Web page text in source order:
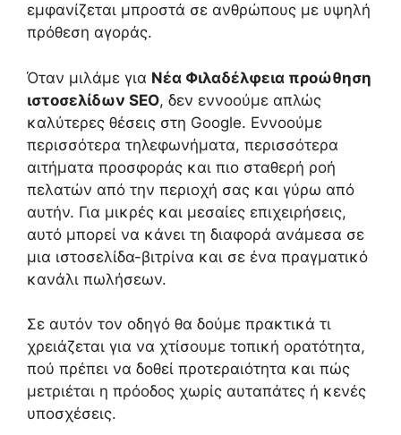
εμφανίζεται μπροστά σε ανθρώπους με υψηλή
πρόθεση αγοράς.
Όταν μιλάμε για Νέα Φιλαδέλφεια προώθηση
ιστοσελίδων SEO, δεν εννοούμε απλώς
καλύτερες θέσεις στη Google. Εννοούμε
περισσότερα τηλεφωνήματα, περισσότερα
αιτήματα προσφοράς και πιο σταθερή ροή
πελατών από την περιοχή σας και γύρω από
αυτήν. Για μικρές και μεσαίες επιχειρήσεις,
αυτό μπορεί να κάνει τη διαφορά ανάμεσα σε
μια ιστοσελίδα-βιτρίνα και σε ένα πραγματικό
κανάλι πωλήσεων.
Σε αυτόν τον οδηγό θα δούμε πρακτικά τι
χρειάζεται για να χτίσουμε τοπική ορατότητα,
πού πρέπει να δοθεί προτεραιότητα και πώς
μετριέται η πρόοδος χωρίς αυταπάτες ή κενές
υποσχέσεις.